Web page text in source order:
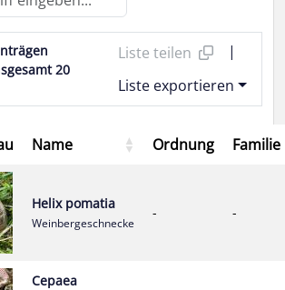
20
Liste teilen
|
Liste exportieren
Name Ordnung Familie
Helix pomatia
Weinbergeschnecke
- -
Cepaea